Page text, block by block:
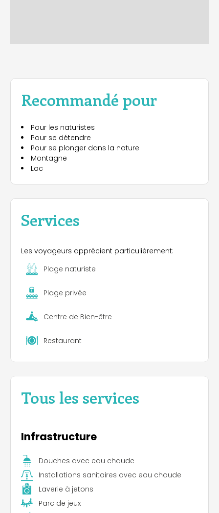
Recommandé pour
Pour les naturistes
Pour se détendre
Pour se plonger dans la nature
Montagne
Lac
Services
Les voyageurs apprécient particulièrement:
Plage naturiste
Plage privée
Centre de Bien-être
Restaurant
Tous les services
Infrastructure
Douches avec eau chaude
Installations sanitaires avec eau chaude
Laverie à jetons
Parc de jeux